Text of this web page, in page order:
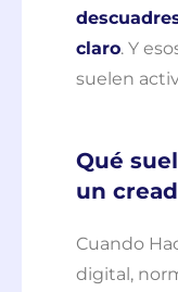
claro. Y
suelen
Qué
un
Cuando
digital,